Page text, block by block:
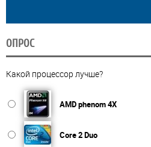
ОПРОС
Какой процессор лучше?
AMD phenom 4X
Core 2 Duo